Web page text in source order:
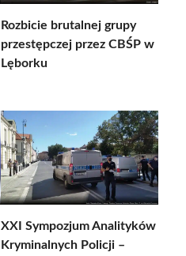
Rozbicie brutalnej grupy
przestępczej przez CBŚP w
Lęborku
XXI Sympozjum Analityków
Kryminalnych Policji –